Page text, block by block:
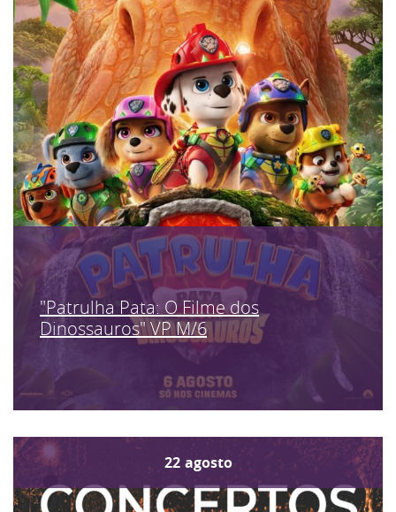
"Patrulha Pata: O Filme dos
Dinossauros" VP M/6
22 agosto